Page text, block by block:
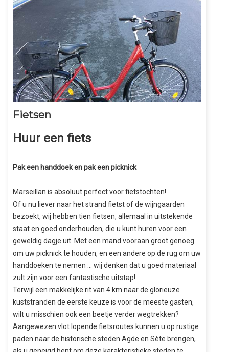
Fietsen
Huur een fiets
Pak een handdoek en pak een picknick
Marseillan is absoluut perfect voor fietstochten!
Of u nu liever naar het strand fietst of de wijngaarden
bezoekt, wij hebben tien fietsen, allemaal in uitstekende
staat en goed onderhouden, die u kunt huren voor een
geweldig dagje uit. Met een mand vooraan groot genoeg
om uw picknick te houden, en een andere op de rug om uw
handdoeken te nemen ... wij denken dat u goed materiaal
zult zijn voor een fantastische uitstap!
Terwijl een makkelijke rit van 4 km naar de glorieuze
kuststranden de eerste keuze is voor de meeste gasten,
wilt u misschien ook een beetje verder wegtrekken?
Aangewezen vlot lopende fietsroutes kunnen u op rustige
paden naar de historische steden Agde en Sète brengen,